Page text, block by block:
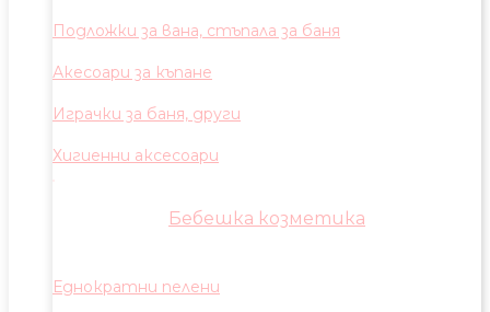
Подложки за вана, стъпала за баня
Акесоари за къпане
Играчки за баня, други
Хигиенни аксесоари
Бебешка козметика
Еднократни пелени